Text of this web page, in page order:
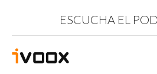
ESCUCHA EL